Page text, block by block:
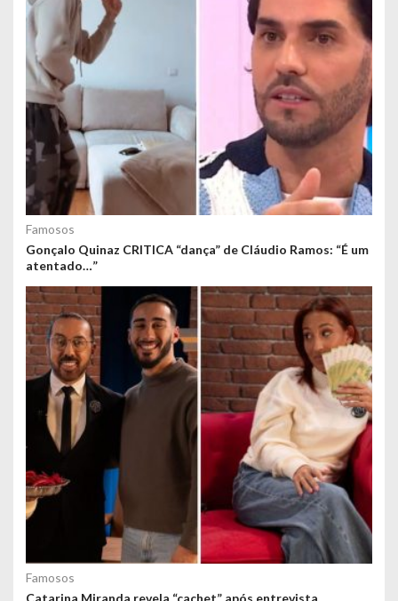
Famosos
Gonçalo Quinaz CRITICA “dança” de Cláudio Ramos: “É um
atentado…”
Famosos